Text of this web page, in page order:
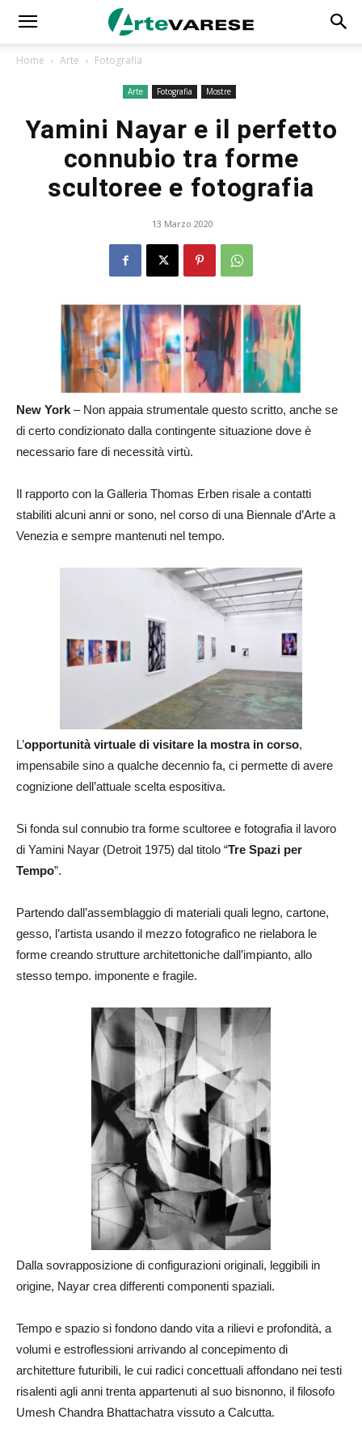
Home Arte Fotografia
Arte Fotografia Mostre
Yamini Nayar e il perfetto
connubio tra forme
scultoree e fotografia
13 Marzo 2020
New York – Non appaia strumentale questo scritto, anche se
di certo condizionato dalla contingente situazione dove è
necessario fare di necessità virtù.
Il rapporto con la Galleria Thomas Erben risale a contatti
stabiliti alcuni anni or sono, nel corso di una Biennale d’Arte a
Venezia e sempre mantenuti nel tempo.
L’opportunità virtuale di visitare la mostra in corso,
impensabile sino a qualche decennio fa, ci permette di avere
cognizione dell’attuale scelta espositiva.
Si fonda sul connubio tra forme scultoree e fotografia il lavoro
di Yamini Nayar (Detroit 1975) dal titolo “Tre Spazi per
Tempo”.
Partendo dall’assemblaggio di materiali quali legno, cartone,
gesso, l’artista usando il mezzo fotografico ne rielabora le
forme creando strutture architettoniche dall’impianto, allo
stesso tempo. imponente e fragile.
Dalla sovrapposizione di configurazioni originali, leggibili in
origine, Nayar crea differenti componenti spaziali.
Tempo e spazio si fondono dando vita a rilievi e profondità, a
volumi e estroflessioni arrivando al concepimento di
architetture futuribili, le cui radici concettuali affondano nei testi
risalenti agli anni trenta appartenuti al suo bisnonno, il filosofo
Umesh Chandra Bhattachatra vissuto a Calcutta.